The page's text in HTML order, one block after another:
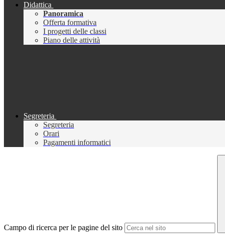
Didattica
Panoramica
Offerta formativa
I progetti delle classi
Piano delle attività
Segreteria
Segreteria
Orari
Pagamenti informatici
Campo di ricerca per le pagine del sito